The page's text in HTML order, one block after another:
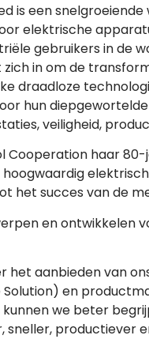
is een
elektrische
gebruikers in de
in om de
draadloze
hun
veiligheid,
Cooperation haar
het succes van de
en ontwikkelen
het aanbieden van
Solution) en
we beter
sneller, productiever